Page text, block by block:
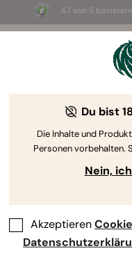
4.7 von 5
3 White
Du bist
Die Inhalte und
Personen vorbehalten.
Nein,
Akzeptieren